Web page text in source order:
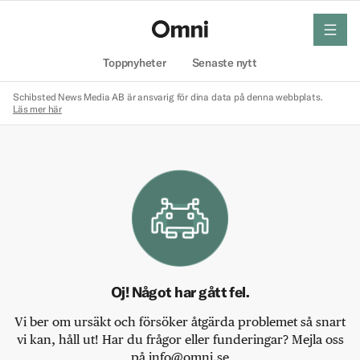
Toppnyheter Senaste nytt
meny
Schibsted News Media AB är ansvarig för dina data på denna webbplats.
Läs mer här
Oj! Något har gått fel.
Vi ber om ursäkt och försöker åtgärda problemet så snart
vi kan, håll ut! Har du frågor eller funderingar? Mejla oss